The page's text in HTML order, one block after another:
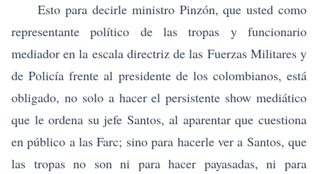
Esto para decirle ministro Pinzón, que usted como
representante político de las tropas y funcionario
mediador en la escala directriz de las Fuerzas Militares y
de Policía frente al presidente de los colombianos, está
obligado, no solo a hacer el persistente show mediático
que le ordena su jefe Santos, al aparentar que cuestiona
en público a las Farc; sino para hacerle ver a Santos, que
las tropas no son ni para hacer payasadas, ni para